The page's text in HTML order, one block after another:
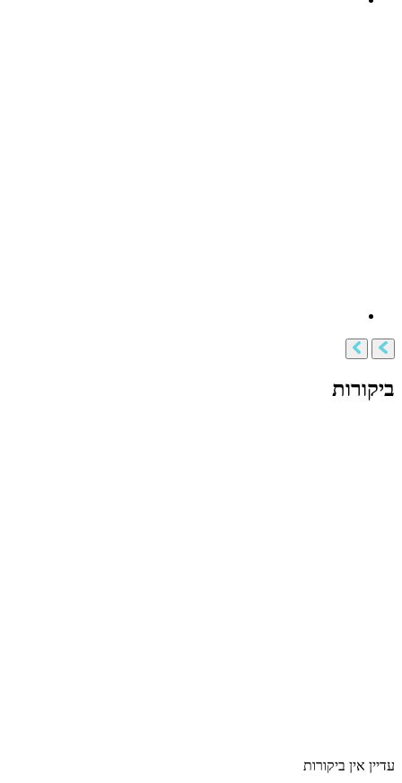
ביקורות
עדיין אין ביקורות